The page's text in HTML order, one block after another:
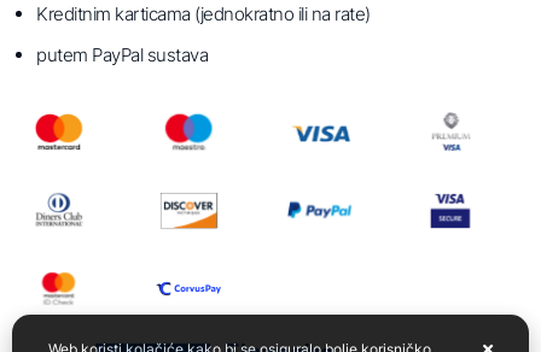
Kreditnim karticama (jednokratno ili na rate)
putem PayPal sustava